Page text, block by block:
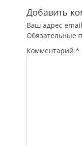
Добавить
Ваш адрес
Обязательные
Комментарий *